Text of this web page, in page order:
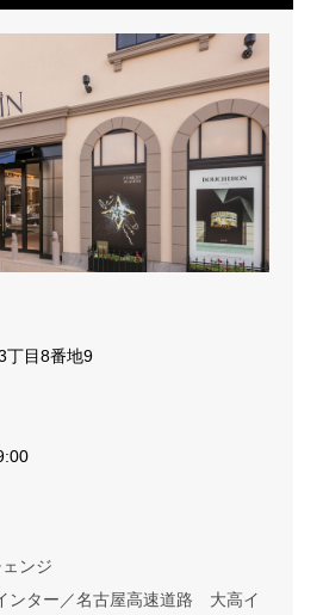
丁目8番地9
ンジ
ター／名古屋高速道路 大高イ